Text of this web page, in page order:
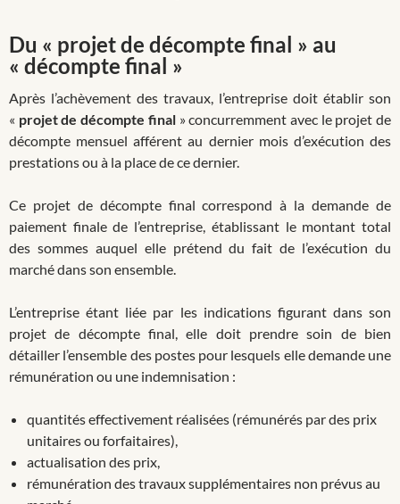
Du « projet de décompte final » au
« décompte final »
Après l’achèvement des travaux, l’entreprise doit établir son
« projet de décompte final» concurremment avec le projet de
décompte mensuel afférent au dernier mois d’exécution des
prestations ou à la place de ce dernier.
Ce projet de décompte final correspond à la demande de
paiement finale de l’entreprise, établissant le montant total
des sommes auquel elle prétend du fait de l’exécution du
marché dans son ensemble.
L’entreprise étant liée par les indications figurant dans son
projet de décompte final, elle doit prendre soin de bien
détailler l’ensemble des postes pour lesquels elle demande une
rémunération ou une indemnisation :
quantités effectivement réalisées (rémunérés par des prix
unitaires ou forfaitaires),
actualisation des prix,
rémunération des travaux supplémentaires non prévus au